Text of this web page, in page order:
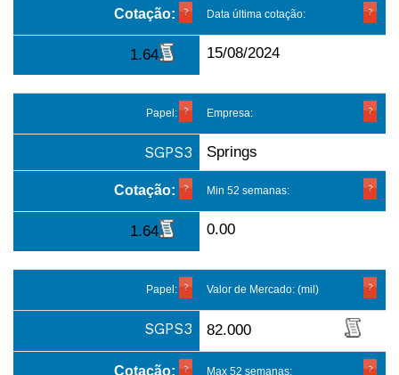
Cotação: Data última cotação:
1.64 15/08/2024
Papel: Empresa:
SGPS3 Springs
Cotação: Min 52 semanas:
1.64 0.00
Papel: Valor de Mercado: (mil)
SGPS3 82.000
Cotação: Max 52 semanas: